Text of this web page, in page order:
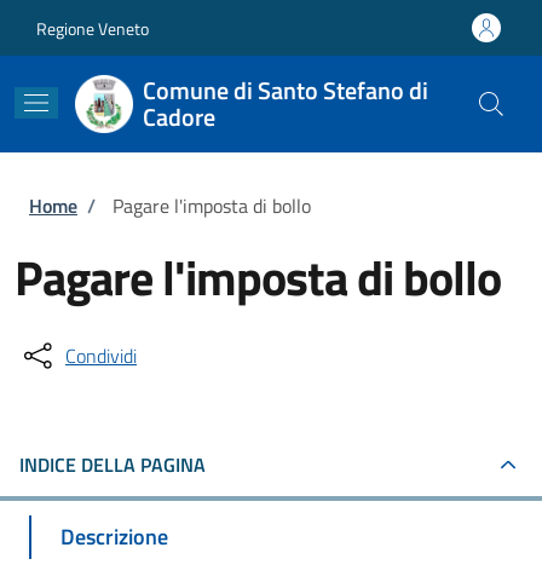
Regione Veneto
Comune di Santo Stefano di
Cadore
Briciole di pane
Home / Pagare l'imposta di bollo
Pagare l'imposta di bollo
Condividi
INDICE DELLA PAGINA
Descrizione